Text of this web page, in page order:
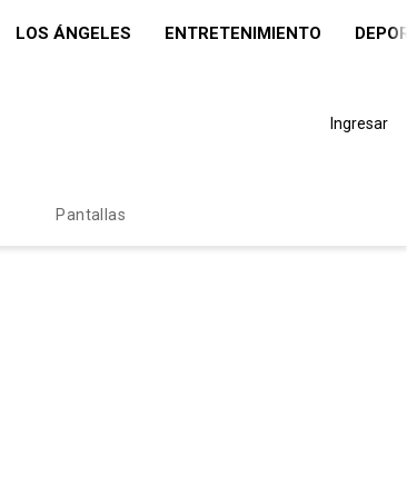
LOS ÁNGELES ENTRETENIMIENTO
Ingresar
Pantallas